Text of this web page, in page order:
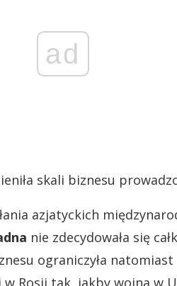
ad
skali biznesu
azjatyckich
nie zdecydowała się
ograniczyła natomiast
Rosji tak, jakby wojna w